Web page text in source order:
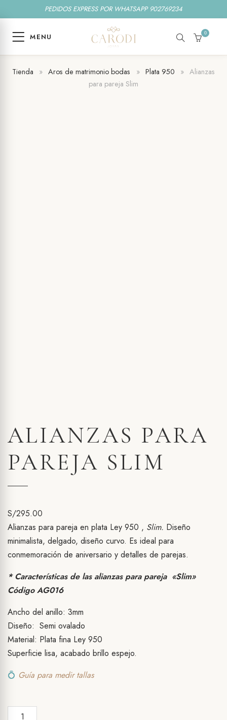
PEDIDOS EXPRESS POR WHATSAPP 902769234
MENU
SEARCH
0
Tienda » Aros de matrimonio bodas » Plata 950 » Alianzas
para pareja Slim
ALIANZAS PARA
PAREJA SLIM
S/295.00
Alianzas para pareja en plata Ley 950 , Slim. Diseño
minimalista, delgado, diseño curvo. Es ideal para
conmemoración de aniversario y detalles de parejas.
* Características de las alianzas para pareja «Slim»
Código AG016
Ancho del anillo: 3mm
Diseño: Semi ovalado
Material: Plata fina Ley 950
Superficie lisa, acabado brillo espejo.
💍 Guía para medir tallas
Alianzas